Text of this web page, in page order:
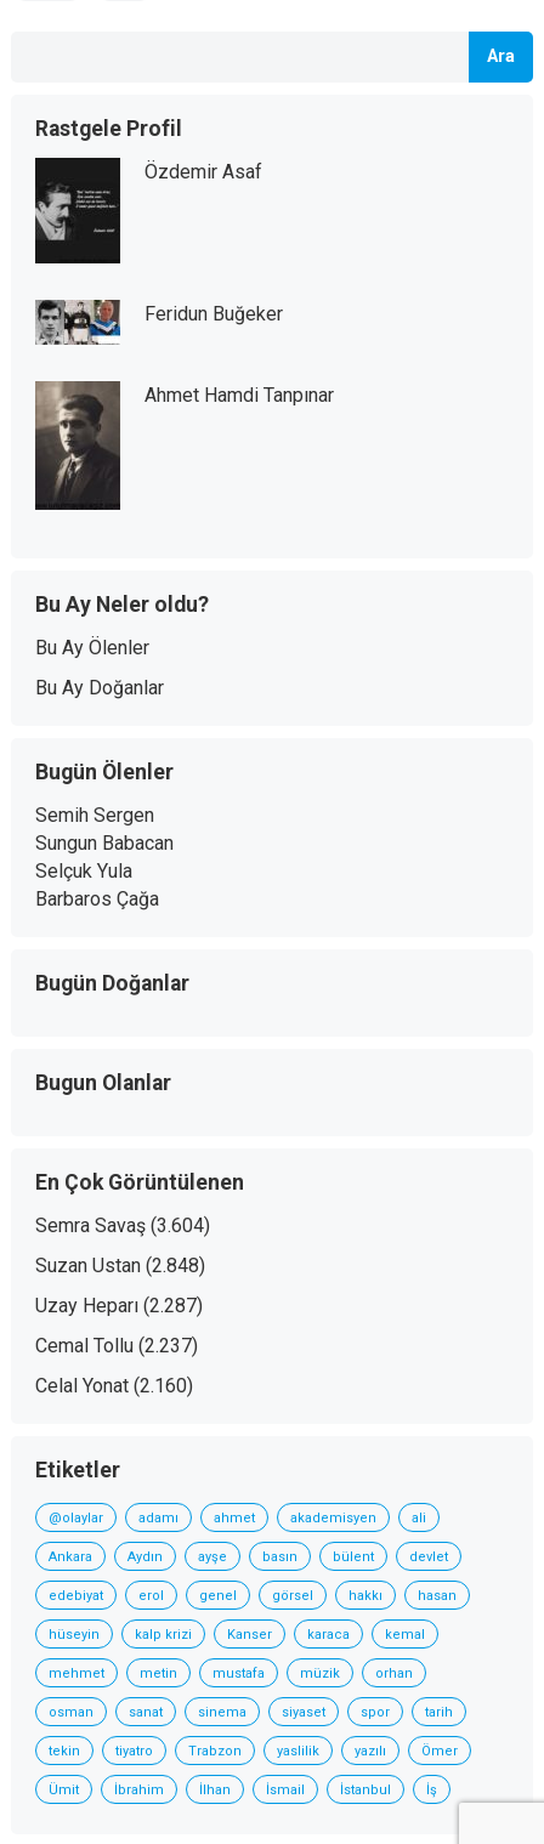
Ara
Rastgele Profil
Özdemir Asaf
Feridun Buğeker
Ahmet Hamdi Tanpınar
Bu Ay Neler oldu?
Bu Ay Ölenler
Bu Ay Doğanlar
Bugün Ölenler
Semih Sergen
Sungun Babacan
Selçuk Yula
Barbaros Çağa
Bugün Doğanlar
Bugun Olanlar
En Çok Görüntülenen
Semra Savaş (3.604)
Suzan Ustan (2.848)
Uzay Heparı (2.287)
Cemal Tollu (2.237)
Celal Yonat (2.160)
Etiketler
@olaylar adamı ahmet akademisyen ali
Ankara Aydın ayşe basın bülent devlet
edebiyat erol genel görsel hakkı hasan
hüseyin kalp krizi Kanser karaca kemal
mehmet metin mustafa müzik orhan
osman sanat sinema siyaset spor tarih
tekin tiyatro Trabzon yaslilik yazılı Ömer
Ümit İbrahim İlhan İsmail İstanbul İş